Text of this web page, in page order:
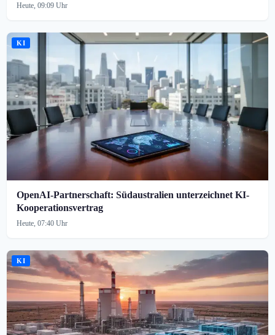
Heute, 09:09 Uhr
KI
OpenAI-Partnerschaft: Südaustralien unterzeichnet KI-
Kooperationsvertrag
Heute, 07:40 Uhr
KI